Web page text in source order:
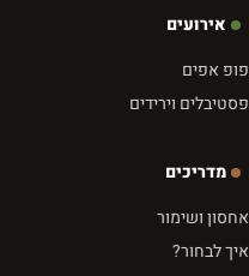
אירועים
פופ אפים
פסטיבלים וירידים
מדריכים
אחסון ושימור
איך לבחור?